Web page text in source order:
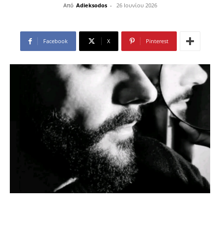
Από Adieksodos - 26 Ιουνίου 2026
Facebook X Pinterest